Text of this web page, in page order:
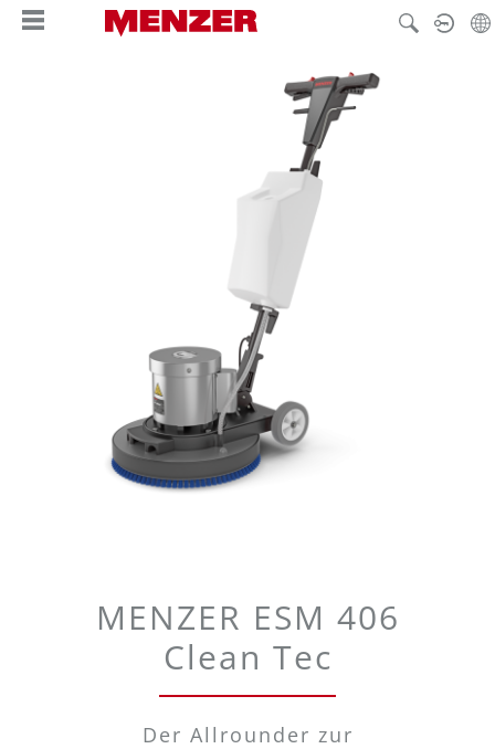
principal
MENZER ESM 406
Clean Tec
Der Allrounder zur